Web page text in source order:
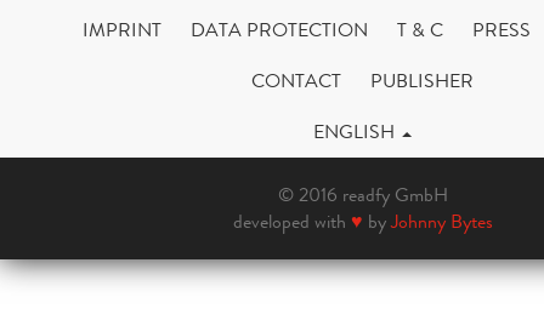
IMPRINT DATA PROTECTION T & C
PRESS
CONTACT
PUBLISHER
ENGLISH
© 2016 readfy GmbH
developed with ♥ byJohnny Bytes